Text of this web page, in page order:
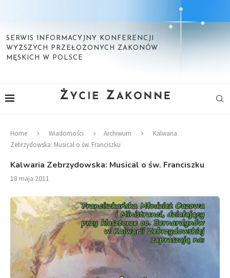
SERWIS INFORMACYJNY KONFERENCJI
WYŻSZYCH PRZEŁOŻONYCH ZAKONÓW
MĘSKICH W POLSCE
Home Wiadomości Archiwum
Kalwaria
Zebrzydowska: Musical o św. Franciszku
Kalwaria Zebrzydowska: Musical o św. Franciszku
18 maja 2011